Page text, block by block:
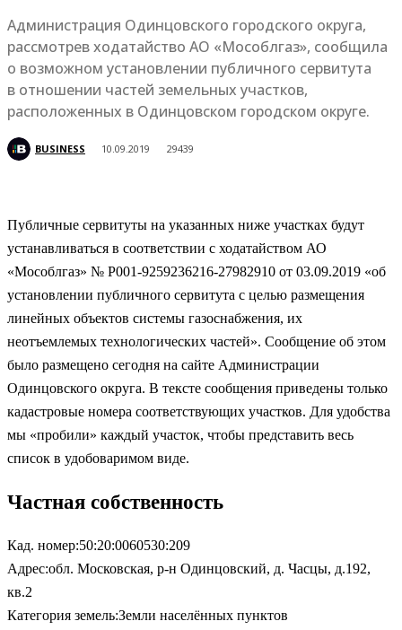
Администрация Одинцовского городского округа,
рассмотрев ходатайство АО «Мособлгаз», сообщила
о возможном установлении публичного сервитута
в отношении частей земельных участков,
расположенных в Одинцовском городском округе.
BUSINESS 10.09.2019 29439
Публичные сервитуты на указанных ниже участках будут
устанавливаться в соответствии с ходатайством АО
«Мособлгаз» № P001-9259236216-27982910 от 03.09.2019 «об
установлении публичного сервитута с целью размещения
линейных объектов системы газоснабжения, их
неотъемлемых технологических частей». Сообщение об этом
было размещено сегодня на сайте Администрации
Одинцовского округа. В тексте сообщения приведены только
кадастровые номера соответствующих участков. Для удобства
мы «пробили» каждый участок, чтобы представить весь
список в удобоваримом виде.
Частная собственность
Кад. номер:50:20:0060530:209
Адрес:обл. Московская, р-н Одинцовский, д. Часцы, д.192,
кв.2
Категория земель:Земли населённых пунктов